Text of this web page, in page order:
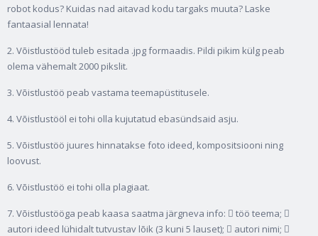
robot kodus? Kuidas nad aitavad kodu targaks muuta? Laske
fantaasial lennata!
2. Võistlustööd tuleb esitada .jpg formaadis. Pildi pikim külg peab
olema vähemalt 2000 pikslit.
3. Võistlustöö peab vastama teemapüstitusele.
4. Võistlustööl ei tohi olla kujutatud ebasündsaid asju.
5. Võistlustöö juures hinnatakse foto ideed, kompositsiooni ning
loovust.
6. Võistlustöö ei tohi olla plagiaat.
7. Võistlustööga peab kaasa saatma järgneva info:  töö teema; 
autori ideed lühidalt tutvustav lõik (3 kuni 5 lauset);  autori nimi; 